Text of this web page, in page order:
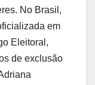
No Brasil,
em
Eleitoral,
de exclusão